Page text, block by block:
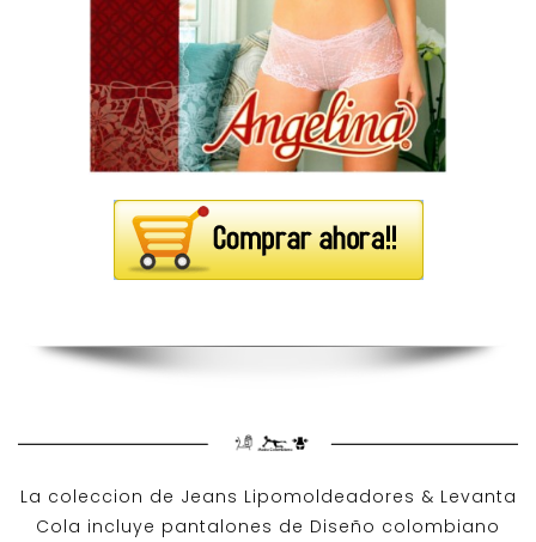
La coleccion de Jeans Lipomoldeadores & Levanta
Cola incluye pantalones de Diseño colombiano